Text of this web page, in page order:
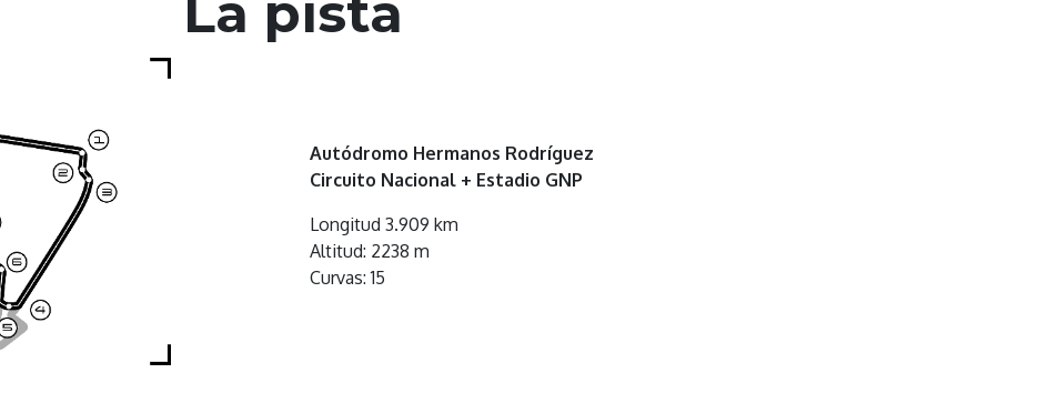
Autódromo Hermanos Rodríguez
Circuito Nacional + Estadio GNP
Longitud 3.909 km
Altitud: 2238 m
Curvas: 15